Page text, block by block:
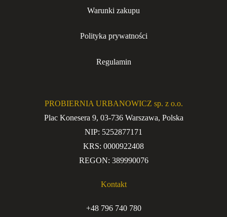
Warunki zakupu
Polityka prywatności
Regulamin
PROBIERNIA URBANOWICZ sp. z o.o.
Plac Konesera 9, 03-736 Warszawa, Polska
NIP: 5252877171
KRS: 0000922408
REGON: 389990076
Kontakt
+48 796 740 780